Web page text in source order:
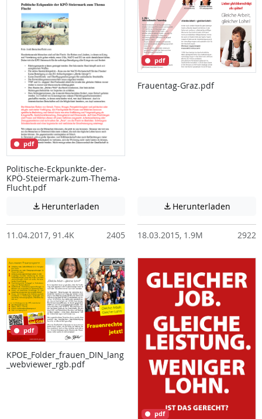
pdf
Politische-Eckpunkte-der-
KPÖ-Steiermark-zum-Thema-
Flucht.pdf
 Herunterladen Achtung: Diese Datei enthält unter
11.04.2017, 91.4K 2405
pdf
Frauentag-Graz.pdf
 Herunterladen
18.03.2015, 1.9M 2922
pdf
KPOE_Folder_frauen_DIN_lang
_webviewer_rgb.pdf
pdf